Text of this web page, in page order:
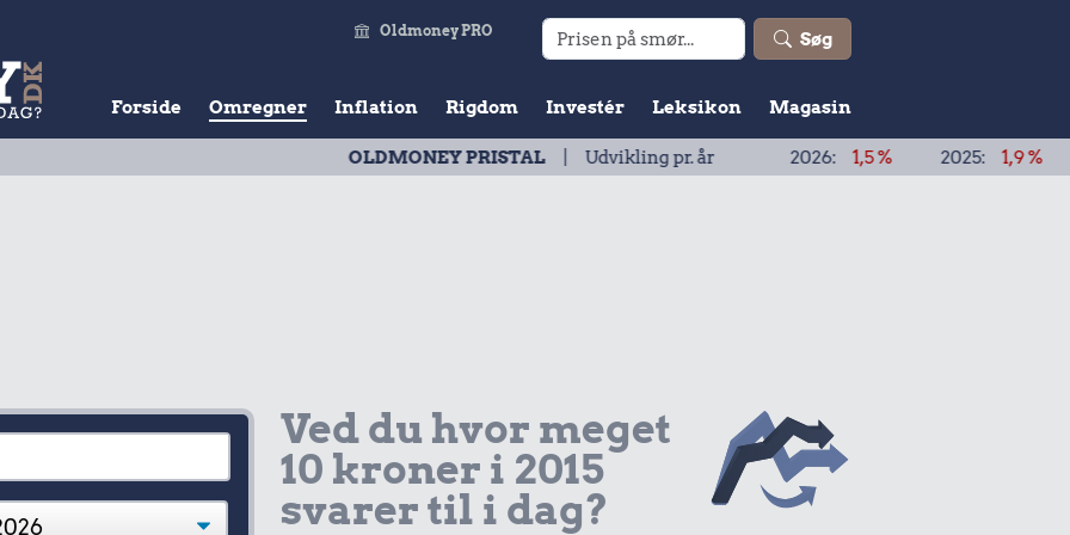
Søg
Oldmoney PRO
Forside Omregner Inflation Rigdom Investér Leksikon Magasin
OLDMONEY PRISTAL| Udvikling pr. år2026: 1,5 % 2025: 1,9 % 2024:
Ved du hvor meget
10 kroner i 2015
svarer til i dag?